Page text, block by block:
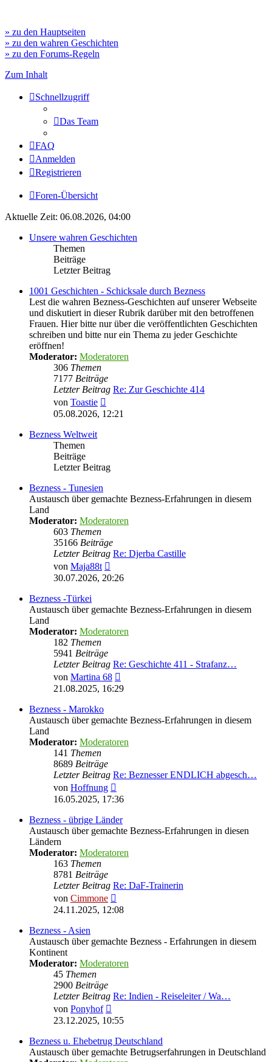
» zu den Hauptseiten
» zu den wahren Geschichten
» zu den Forums-Regeln
Zum Inhalt
Schnellzugriff
Das Team
FAQ
Anmelden
Registrieren
Foren-Übersicht
Aktuelle Zeit: 06.08.2026, 04:00
Unsere wahren Geschichten
Themen
Beiträge
Letzter Beitrag
1001 Geschichten - Schicksale durch Bezness
Lest die wahren Bezness-Geschichten auf unserer Webseite
und diskutiert in dieser Rubrik darüber mit den betroffenen
Frauen. Hier bitte nur über die veröffentlichten Geschichten
schreiben und bitte nur ein Thema zu jeder Geschichte
eröffnen!
Moderator: Moderatoren
306 Themen
7177 Beiträge
Letzter Beitrag Re: Zur Geschichte 414
von Toastie
Beitrag
05.08.2026, 12:21
Bezness Weltweit
Themen
Beiträge
Letzter Beitrag
Bezness - Tunesien
Austausch über gemachte Bezness-Erfahrungen in diesem
Land
Moderator: Moderatoren
603 Themen
35166 Beiträge
Letzter Beitrag Re: Djerba Castille
von Maja88t
Beitrag
30.07.2026, 20:26
Bezness -Türkei
Austausch über gemachte Bezness-Erfahrungen in diesem
Land
Moderator: Moderatoren
182 Themen
5941 Beiträge
Letzter Beitrag Re: Geschichte 411 - Strafanz…
von Martina 68
Beitrag
21.08.2025, 16:29
Bezness - Marokko
Austausch über gemachte Bezness-Erfahrungen in diesem
Land
Moderator: Moderatoren
141 Themen
8689 Beiträge
Letzter Beitrag Re: Beznesser ENDLICH abgesch…
von Hoffnung
Beitrag
16.05.2025, 17:36
Bezness - übrige Länder
Austausch über gemachte Bezness-Erfahrungen in diesen
Ländern
Moderator: Moderatoren
163 Themen
8781 Beiträge
Letzter Beitrag Re: DaF-Trainerin
von Cimmone
Beitrag
24.11.2025, 12:08
Bezness - Asien
Austausch über gemachte Bezness - Erfahrungen in diesem
Kontinent
Moderator: Moderatoren
45 Themen
2900 Beiträge
Letzter Beitrag Re: Indien - Reiseleiter / Wa…
von Ponyhof
Beitrag
23.12.2025, 10:55
Bezness u. Ehebetrug Deutschland
Austausch über gemachte Betrugserfahrungen in Deutschland